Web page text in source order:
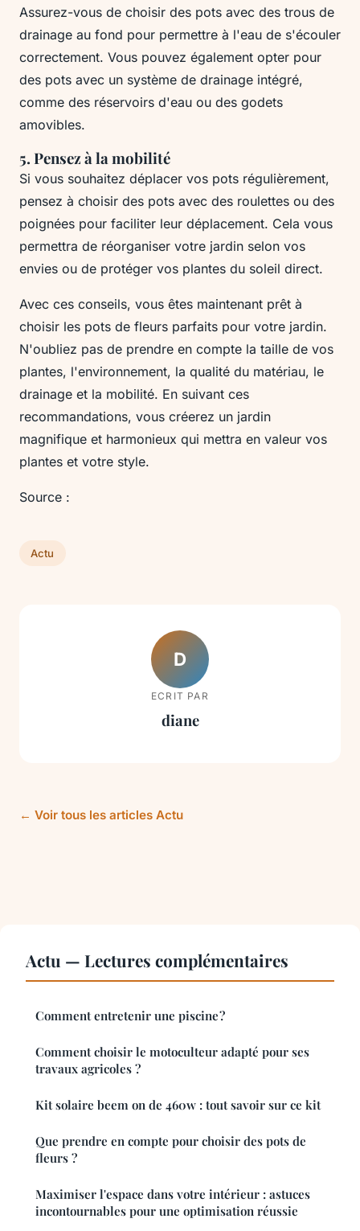
Assurez-vous de choisir des pots avec des trous de
drainage au fond pour permettre à l'eau de s'écouler
correctement. Vous pouvez également opter pour
des pots avec un système de drainage intégré,
comme des réservoirs d'eau ou des godets
amovibles.
5. Pensez à la mobilité
Si vous souhaitez déplacer vos pots régulièrement,
pensez à choisir des pots avec des roulettes ou des
poignées pour faciliter leur déplacement. Cela vous
permettra de réorganiser votre jardin selon vos
envies ou de protéger vos plantes du soleil direct.
Avec ces conseils, vous êtes maintenant prêt à
choisir les pots de fleurs parfaits pour votre jardin.
N'oubliez pas de prendre en compte la taille de vos
plantes, l'environnement, la qualité du matériau, le
drainage et la mobilité. En suivant ces
recommandations, vous créerez un jardin
magnifique et harmonieux qui mettra en valeur vos
plantes et votre style.
Source :
Actu
D
ECRIT PAR
diane
← Voir tous les articles Actu
Actu — Lectures complémentaires
Comment entretenir une piscine ?
Comment choisir le motoculteur adapté pour ses
travaux agricoles ?
Kit solaire beem on de 460w : tout savoir sur ce kit
Que prendre en compte pour choisir des pots de
fleurs ?
Maximiser l'espace dans votre intérieur : astuces
incontournables pour une optimisation réussie